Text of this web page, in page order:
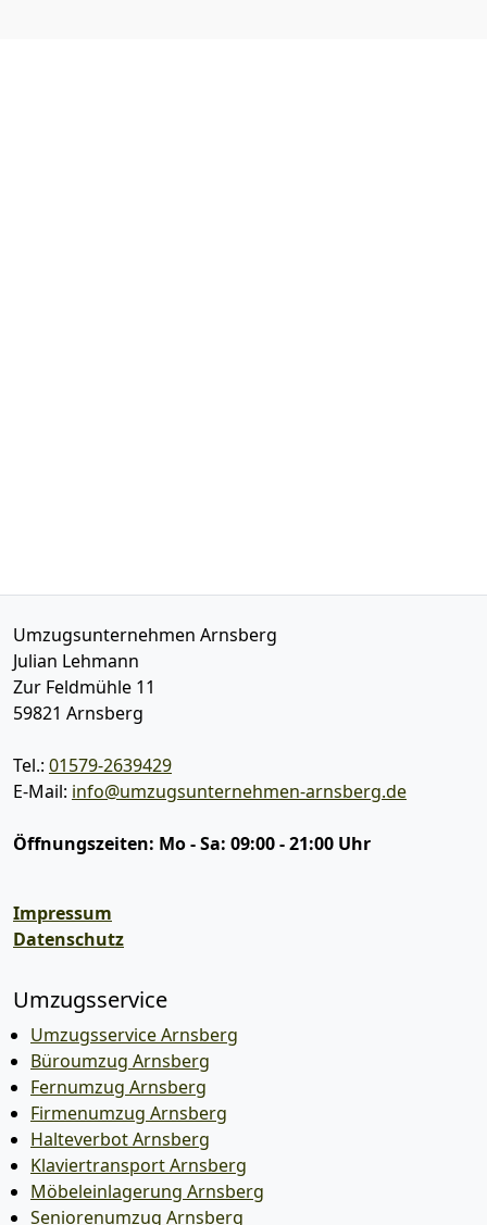
Umzugsunternehmen Arnsberg
Julian Lehmann
Zur Feldmühle 11
59821 Arnsberg
Tel.: 01579-2639429
E-Mail: info@umzugsunternehmen-arnsberg.de
Öffnungszeiten: Mo - Sa: 09:00 - 21:00 Uhr
Impressum
Datenschutz
Umzugsservice
Umzugsservice Arnsberg
Büroumzug Arnsberg
Fernumzug Arnsberg
Firmenumzug Arnsberg
Halteverbot Arnsberg
Klaviertransport Arnsberg
Möbeleinlagerung Arnsberg
Seniorenumzug Arnsberg